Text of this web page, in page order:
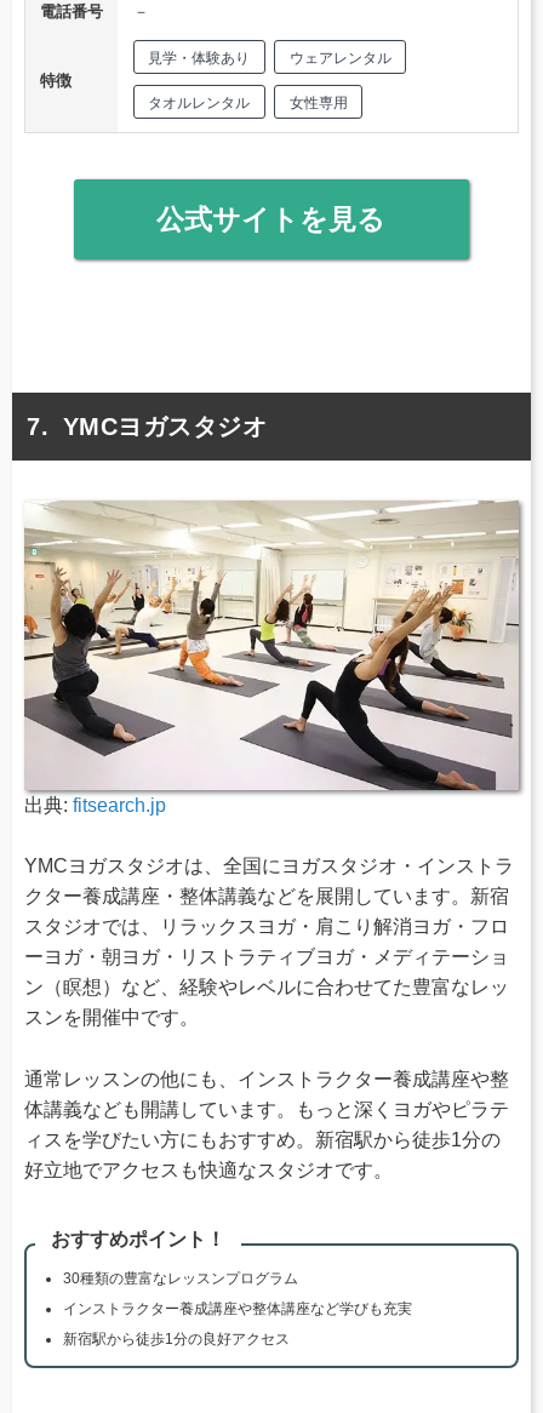
電話番号
－
特徴
見学・体験あり ウェアレンタル
タオルレンタル 女性専用
公式サイトを見る
YMCヨガスタジオ
出典: fitsearch.jp
YMCヨガスタジオは、全国にヨガスタジオ・インストラ
クター養成講座・整体講義などを展開しています。新宿
スタジオでは、リラックスヨガ・肩こり解消ヨガ・フロ
ーヨガ・朝ヨガ・リストラティブヨガ・メディテーショ
ン（瞑想）など、経験やレベルに合わせてた豊富なレッ
スンを開催中です。
通常レッスンの他にも、インストラクター養成講座や整
体講義なども開講しています。もっと深くヨガやピラテ
ィスを学びたい方にもおすすめ。新宿駅から徒歩1分の
好立地でアクセスも快適なスタジオです。
おすすめポイント！
30種類の豊富なレッスンプログラム
インストラクター養成講座や整体講座など学びも充実
新宿駅から徒歩1分の良好アクセス